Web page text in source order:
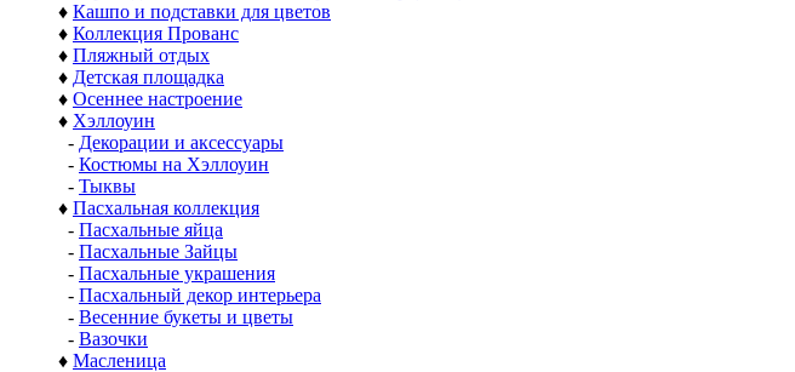
♦ Кашпо и подставки для цветов
♦ Коллекция Прованс
♦ Пляжный отдых
♦ Детская площадка
♦ Осеннее настроение
♦ Хэллоуин
- Декорации и аксессуары
- Костюмы на Хэллоуин
- Тыквы
♦ Пасхальная коллекция
- Пасхальные яйца
- Пасхальные Зайцы
- Пасхальные украшения
- Пасхальный декор интерьера
- Весенние букеты и цветы
- Вазочки
♦ Масленица